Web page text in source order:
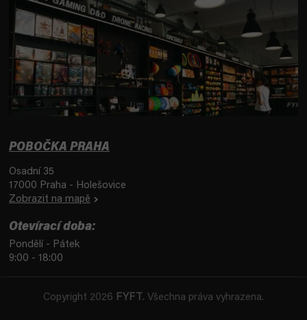
POBOČKA PRAHA
Osadní 35
17000 Praha - Holešovice
Zobrazit na mapě
Otevírací doba:
Pondělí - Pátek
9:00 - 18:00
Copyright 2026 FYFT . Všechna práva vyhrazena.